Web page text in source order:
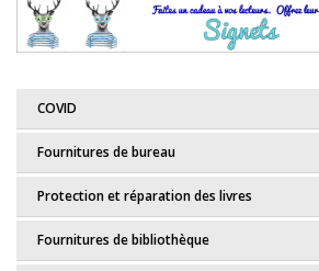
COVID
Fournitures de bureau
Protection et réparation des livres
Fournitures de bibliothèque